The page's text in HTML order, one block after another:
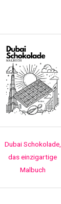
Dubai Schokolade,
das einzigartige
Malbuch